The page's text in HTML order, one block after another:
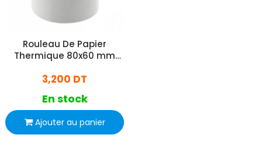
Rouleau De Papier
Thermique 80x60 mm
3,200 DT
En stock
Ajouter au panier